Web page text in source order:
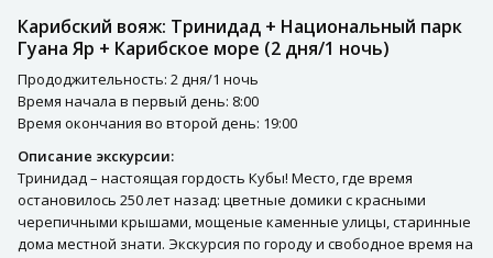
Карибский вояж: Тринидад + Национальный парк
Гуана Яр + Карибское море (2 дня/1 ночь)
Прододжительность: 2 дня/1 ночь
Время начала в первый день: 8:00
Время окончания во второй день: 19:00
Описание экскурсии:
Тринидад – настоящая гордость Кубы! Место, где время
остановилось 250 лет назад: цветные домики с красными
черепичными крышами, мощеные каменные улицы, старинные
дома местной знати. Экскурсия по городу и свободное время на